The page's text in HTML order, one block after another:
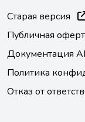
Старая версия
Публичная
Документация
Политика
Отказ от